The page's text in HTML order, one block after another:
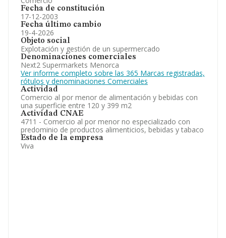
Fecha de constitución
17-12-2003
Fecha último cambio
19-4-2026
Objeto social
Explotación y gestión de un supermercado
Denominaciones comerciales
Next2 Supermarkets Menorca
Ver informe completo sobre las 365 Marcas registradas,
rótulos y denominaciones Comerciales
Actividad
Comercio al por menor de alimentación y bebidas con
una superficie entre 120 y 399 m2
Actividad CNAE
4711 - Comercio al por menor no especializado con
predominio de productos alimenticios, bebidas y tabaco
Estado de la empresa
Viva